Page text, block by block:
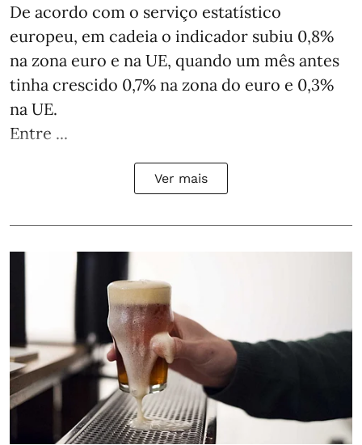
De acordo com o serviço estatístico
europeu, em cadeia o indicador subiu 0,8%
na zona euro e na UE, quando um mês antes
tinha crescido 0,7% na zona do euro e 0,3%
na UE.
Entre ...
Ver mais